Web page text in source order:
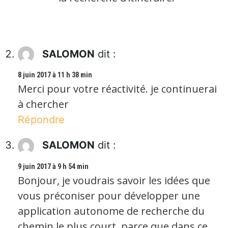
SALOMON dit :
8 juin 2017 à 11 h 38 min
Merci pour votre réactivité. je continuerai
à chercher
Répondre
SALOMON dit :
9 juin 2017 à 9 h 54 min
Bonjour, je voudrais savoir les idées que
vous préconiser pour développer une
application autonome de recherche du